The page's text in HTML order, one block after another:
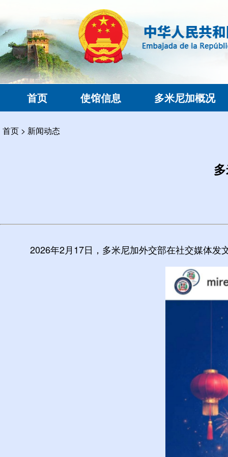
首页 使馆信息 多米尼加概况
首页 > 新闻动态
2026年2月17日，多米尼加外交部在社交媒体发